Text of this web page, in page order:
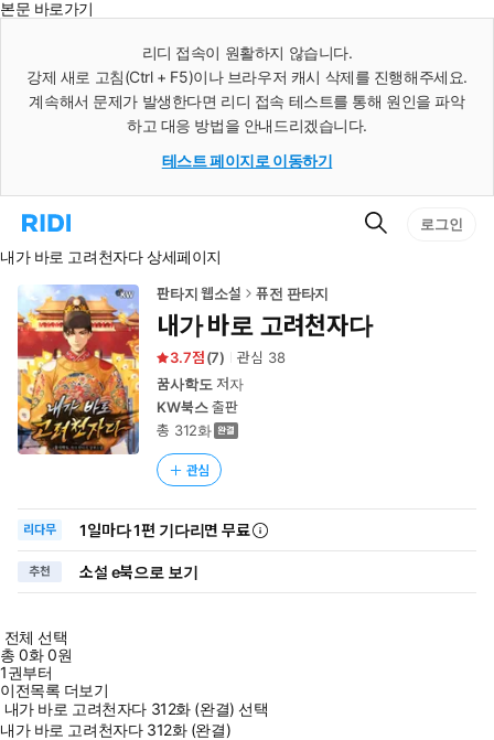
본문 바로가기
리디 접속이 원활하지 않습니다.
강제 새로 고침(Ctrl + F5)이나 브라우저 캐시 삭제를 진행해주세요.
계속해서 문제가 발생한다면 리디 접속 테스트를 통해 원인을 파악
하고 대응 방법을 안내드리겠습니다.
테스트 페이지로 이동하기
리
홈
로
이
동
검
로그인
내가 바로 고려천자다 상세페이지
판타지 웹소설 퓨전 판타지
내가 바로 고려천자다
3.7 (7) 관심 38
꿈사학도 저자
KW북스출판
총 312화
관심
리다무 1일마다1편 기다리면 무료
추천 소설 e북으로 보기
전체 선택
총0화0원
1권부터
이전목록 더보기
내가 바로 고려천자다 312화 (완결) 선택
내가 바로 고려천자다 312화 (완결)